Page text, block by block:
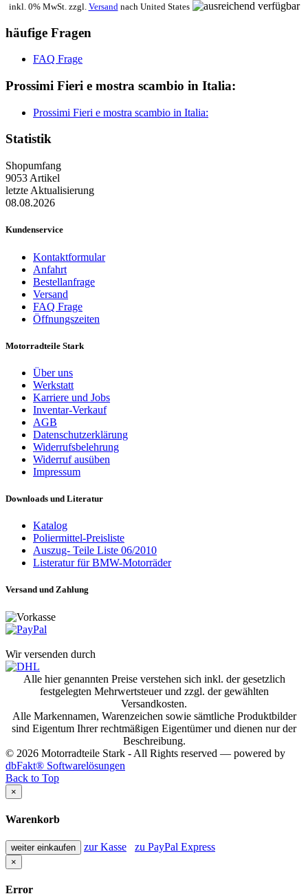
inkl. 0% MwSt. zzgl. Versand nach United States
häufige Fragen
FAQ Frage
Prossimi Fieri e mostra scambio in Italia:
Prossimi Fieri e mostra scambio in Italia:
Statistik
Shopumfang
9053 Artikel
letzte Aktualisierung
08.08.2026
Kundenservice
Kontaktformular
Anfahrt
Bestellanfrage
Versand
FAQ Frage
Öffnungszeiten
Motorradteile Stark
Über uns
Werkstatt
Karriere und Jobs
Inventar-Verkauf
AGB
Datenschutzerklärung
Widerrufsbelehrung
Widerruf ausüben
Impressum
Downloads und Literatur
Katalog
Poliermittel-Preisliste
Auszug- Teile Liste 06/2010
Listeratur für BMW-Motorräder
Versand und Zahlung
Wir versenden durch
Alle hier genannten Preise verstehen sich inkl. der gesetzlich
festgelegten Mehrwertsteuer und zzgl. der gewählten
Versandkosten.
Alle Markennamen, Warenzeichen sowie sämtliche Produktbilder
sind Eigentum Ihrer rechtmäßigen Eigentümer und dienen nur der
Beschreibung.
© 2026 Motorradteile Stark - All Rights reserved — powered by
dbFakt® Softwarelösungen
Back to Top
×
Warenkorb
weiter einkaufen zur Kasse zu PayPal Express
×
Error